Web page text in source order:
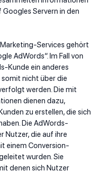
Servern in den
Services gehört
AdWords“. Im Fall von
Kunde ein anderes
somit nicht über die
werden. Die mit
dienen dazu,
zu erstellen, die sich
Die AdWords-
Nutzer, die auf ihre
einem Conversion-
wurden. Sie
denen sich Nutzer